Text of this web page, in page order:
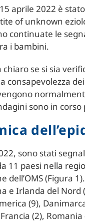
aprile 2022 è
of unknown
continuate le
i bambini.
chiaro se si sia
consapevolezza
sono in corso
sono stati
11 paesi nella
dell’OMS (Figura
e Irlanda del Nord
(9),
(2), Romania